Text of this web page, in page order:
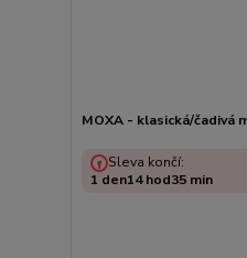
MOXA - klasická/čadivá
Sleva končí:
1 den14hod35 min